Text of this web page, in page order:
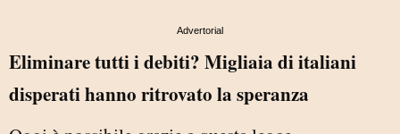
Advertorial
Eliminare tutti i debiti? Migliaia di italiani
disperati hanno ritrovato la speranza​